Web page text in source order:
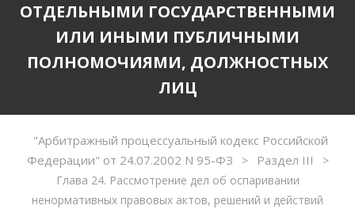
ОТДЕЛЬНЫМИ ГОСУДАРСТВЕННЫМИ
ИЛИ ИНЫМИ ПУБЛИЧНЫМИ
ПОЛНОМОЧИЯМИ, ДОЛЖНОСТНЫХ
ЛИЦ
"Арбитражный процессуальный кодекс Российской
Федерации" от 24.07.2002 N 95-ФЗ
> Раздел III
>
Глава 24. Рассмотрение дел об оспаривании
ненормативных правовых актов, решений и действий